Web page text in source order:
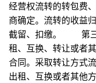
经营权流转的转包费
商确定。流转的收益
截留、扣缴。 第三
租、互换、转让或者
合同。采取转让方式
出租、互换或者其